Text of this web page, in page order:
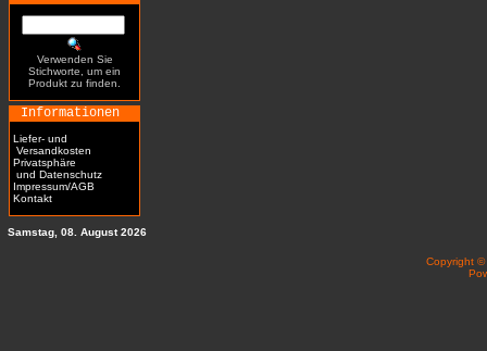
Verwenden Sie
Stichworte, um ein
Produkt zu finden.
Informationen
Liefer- und
Versandkosten
Privatsphäre
und Datenschutz
Impressum/AGB
Kontakt
Samstag, 08. August 2026
Copyright